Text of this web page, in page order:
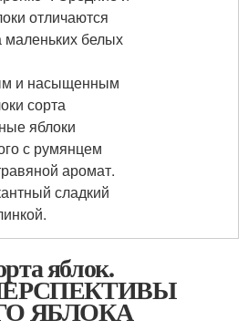
отличаются
белых
и насыщенным
сорта
яблоки
с румянцем
аромат.
сладкий
яблок.
ЯБЛОКА